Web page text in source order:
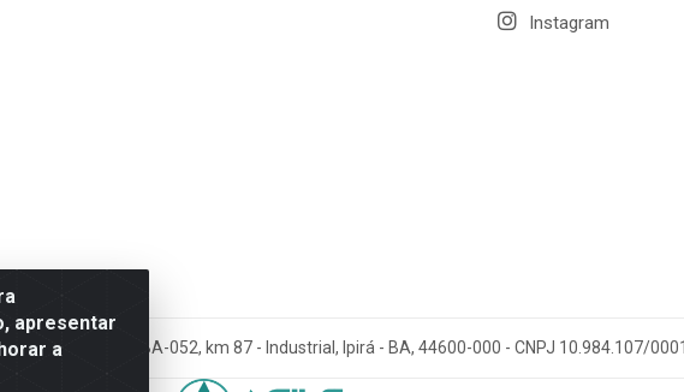
apresentar
a
Instagram
Antoneto LTDA - BA-052, km 87 - Industrial, Ipirá - BA, 44600-000 - CNPJ 10.984.107/